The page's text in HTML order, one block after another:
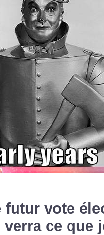
futur vote
verra ce que